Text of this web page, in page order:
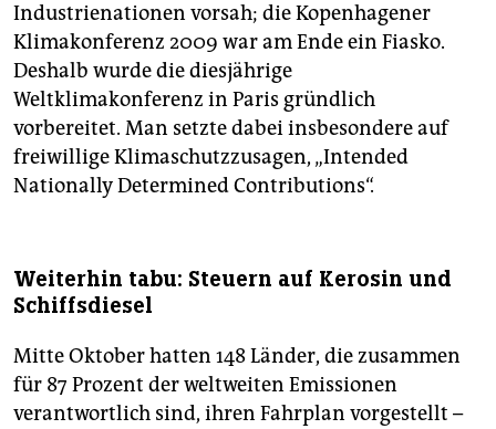
Industrienationen vorsah; die Kopenhagener
Klimakonferenz 2009 war am Ende ein Fiasko.
Deshalb wurde die diesjährige
Weltklimakonferenz in Paris gründlich
vorbereitet. Man setzte dabei insbesondere auf
freiwillige Klimaschutzzusagen, „Intended
Nationally Determined Contributions“.
Weiterhin tabu: Steuern auf Kerosin und
Schiffsdiesel
Mitte Oktober hatten 148 Länder, die zusammen
für 87 Prozent der weltweiten Emissionen
verantwortlich sind, ihren Fahrplan vorgestellt –